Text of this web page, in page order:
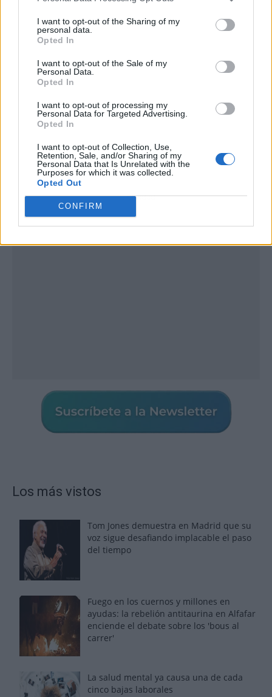
I want to opt-out of the Sharing of my
personal data.
Opted In
I want to opt-out of the Sale of my
Personal Data.
Opted In
I want to opt-out of processing my
Personal Data for Targeted Advertising.
Opted In
I want to opt-out of Collection, Use,
Retention, Sale, and/or Sharing of my
Personal Data that Is Unrelated with the
Purposes for which it was collected.
Opted Out
CONFIRM
Publicidad
Los más vistos
Tom Jones demuestra en Madrid que su
voz sigue desafiando implacable el paso
del tiempo
Fuego en los cuernos y millones en
ayudas: la rebelión antitaurina en Alfafar
enciende el debate sobre los 'bous al
carrer'
La salud mental ya causa una de cada
cinco bajas laborales